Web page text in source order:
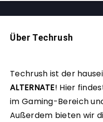
Über Techrush
Techrush ist der
ALTERNATE! Hier
im Gaming-Bereich
Außerdem bieten wir